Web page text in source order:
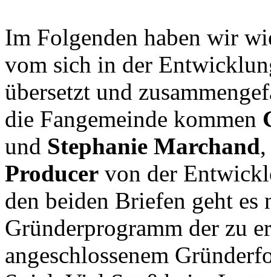
Im Folgenden haben wir
vom sich in der
übersetzt und
die Fangemeinde kommen
und Stephanie Marchand
Producer von der
den beiden Briefen geht es
Gründerprogramm der zu
angeschlossenem